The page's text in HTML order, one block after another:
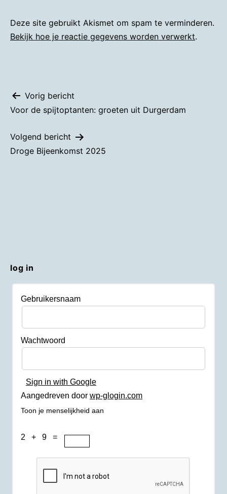
Deze site gebruikt Akismet om spam te verminderen.
Bekijk hoe je reactie gegevens worden verwerkt.
Bericht
navigatie
Vorig bericht
Voor de spijtoptanten: groeten uit Durgerdam
Volgend bericht
Droge Bijeenkomst 2025
log in
Gebruikersnaam
Wachtwoord
Sign in with Google
Aangedreven door wp-glogin.com
Toon je menselijkheid aan
2 + 9 =